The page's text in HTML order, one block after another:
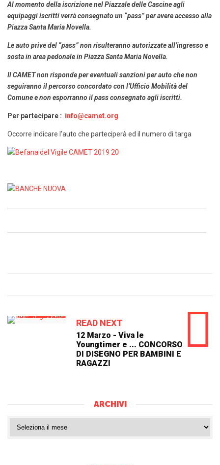
Al momento della iscrizione nel Piazzale delle Cascine agli
equipaggi iscritti verrà consegnato un “pass” per avere accesso alla
Piazza Santa Maria Novella.
Le auto prive del “pass” non risulteranno autorizzate all’ingresso e
sosta in area pedonale in Piazza Santa Maria Novella.
Il CAMET non risponde per eventuali sanzioni per auto che non
seguiranno il percorso concordato con l’Ufficio Mobilità del
Comune e non esporranno il pass consegnato agli iscritti.
Per partecipare : info@camet.org
Occorre indicare l’auto che parteciperà ed il numero di targa
READ NEXT
12 Marzo - Viva le
Youngtimer e ... CONCORSO
DI DISEGNO PER BAMBINI E
RAGAZZI
ARCHIVI